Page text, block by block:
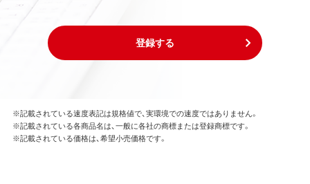
登録する
※記載されている速度表記は規格値で、実環境での速度ではありません。
※記載されている各商品名は、一般に各社の商標または登録商標です。
※記載されている価格は、希望小売価格です。